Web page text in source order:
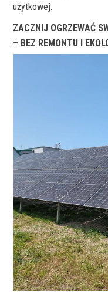
użytkowej.
ZACZNIJ OGRZEWAĆ
– BEZ REMONTU I